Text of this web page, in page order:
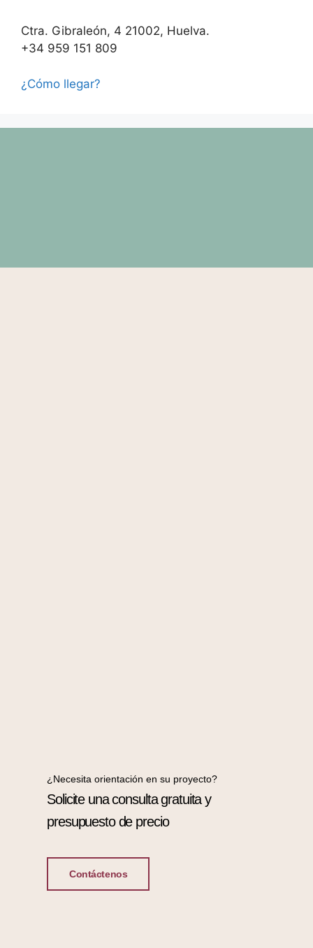
Ctra. Gibraleón, 4 21002, Huelva.
+34 959 151 809
¿Cómo llegar?
¿Necesita orientación en su proyecto?
Solicite una consulta gratuita y
presupuesto de precio
Contáctenos